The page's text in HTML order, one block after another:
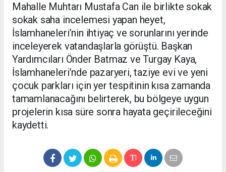
Mahalle Muhtarı Mustafa Can ile birlikte sokak
sokak saha incelemesi yapan heyet,
İslamhaneleri’nin ihtiyaç ve sorunlarını yerinde
inceleyerek vatandaşlarla görüştü. Başkan
Yardımcıları Önder Batmaz ve Turgay Kaya,
İslamhaneleri’nde pazaryeri, taziye evi ve yeni
çocuk parkları için yer tespitinin kısa zamanda
tamamlanacağını belirterek, bu bölgeye uygun
projelerin kısa süre sonra hayata geçirileceğini
kaydetti.